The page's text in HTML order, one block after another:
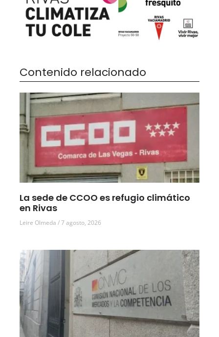
Contenido relacionado
La sede de CCOO es refugio climático
en Rivas
Leire Olmeda 7 agosto, 2026